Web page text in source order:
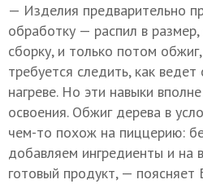
— Изделия предварительно
обработку — распил в
сборку, и только потом
требуется следить, как
нагреве. Но эти навыки
освоения. Обжиг дерева в
чем-то похож на пиццерию:
добавляем ингредиенты и на
готовый продукт, — поясняет